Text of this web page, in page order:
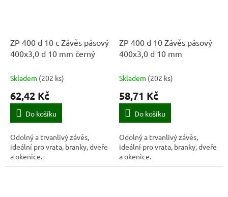
ZP 400 d 10 c Závěs pásový
400x3,0 d 10 mm černý
Skladem (202 ks)
62,42 Kč
Do košíku
Odolný a trvanlivý závěs,
ideální pro vrata, branky, dveře
a okenice.
ZP 400 d 10 Závěs pásový
400x3,0 d 10 mm
Skladem (202 ks)
58,71 Kč
Do košíku
Odolný a trvanlivý závěs,
ideální pro vrata, branky, dveře
a okenice.